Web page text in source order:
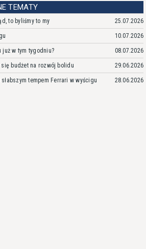
TEMATY
to byliśmy to my 25.07.2026
10.07.2026
w tym tygodniu? 08.07.2026
budżet na rozwój bolidu 29.06.2026
tempem Ferrari w wyścigu 28.06.2026